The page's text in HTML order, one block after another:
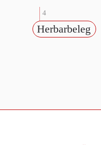
4
Herbarbeleg